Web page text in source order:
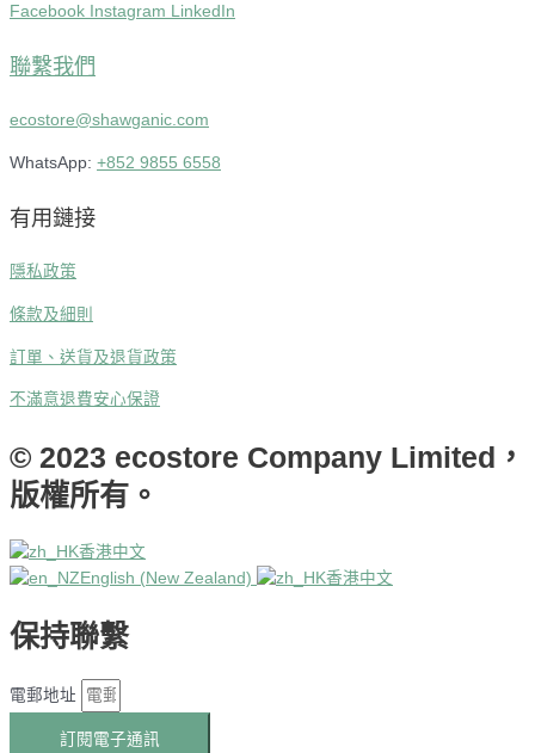
Facebook Instagram LinkedIn
聯繫我們
ecostore@shawganic.com
WhatsApp: +852 9855 6558
有用鏈接
隱私政策
條款及細則
訂單、送貨及退貨政策
不滿意退費安心保證
© 2023 ecostore Company Limited，
版權所有。
香港中文
English (New Zealand)
香港中文
保持聯繫
電郵地址
訂閱電子通訊